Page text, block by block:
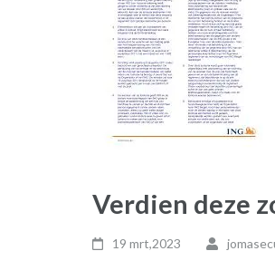
Verdien deze
19 mrt,2023